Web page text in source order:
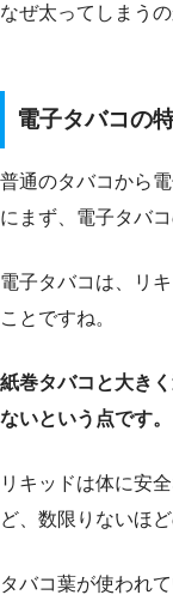
なぜ太ってしまう
電子タバコの
普通のタバコから
にまず、電子タバ
電子タバコは、リ
ことですね。
紙巻タバコと大き
ないという点です。
リキッドは体に安
ど、数限りないほ
タバコ葉が使われ